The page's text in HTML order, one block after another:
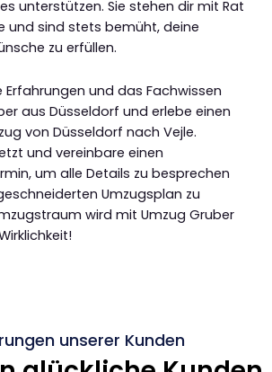
unterstützen. Sie stehen dir mit Rat
und sind stets bemüht, deine
zu erfüllen.
und das Fachwissen
aus Düsseldorf und erlebe einen
von Düsseldorf nach Vejle.
und vereinbare einen
um alle Details zu besprechen
Umzugsplan zu
wird mit Umzug Gruber
unserer Kunden